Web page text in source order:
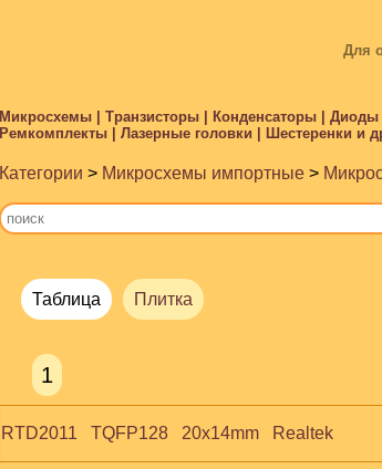
Для
Микросхемы | Транзисторы | Конденсаторы |
Ремкомплекты | Лазерные головки | Шестеренки и
Категории > Микросхемы импортные >
Таблица Плитка
1
RTD2011   TQFP128   20x14mm   Realtek